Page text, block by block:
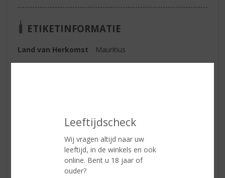
Leeftijdscheck
Wij vragen altijd naar uw
leeftijd, in de winkels en ook
online. Bent u 18 jaar of
ouder?
ETIKETINFORMATIE
Land van Herkomst
Mauritius
amberkleur
Reviews